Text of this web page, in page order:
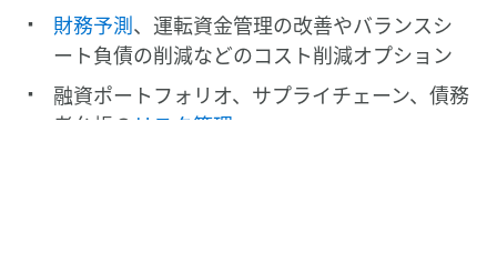
財務予測、運転資金管理の改善やバランスシ
ート負債の削減などのコスト削減オプション
融資ポートフォリオ、サプライチェーン、債務
者台帳の リスク管理